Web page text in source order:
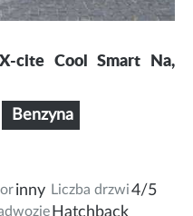
cite Cool Smart Na,
Benzyna
inny Liczba drzwi4/5
Hatchback